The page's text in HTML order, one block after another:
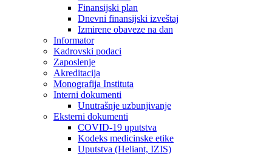
Finansijski plan
Dnevni finansijski izveštaj
Izmirene obaveze na dan
Informator
Kadrovski podaci
Zaposlenje
Akreditacija
Monografija Instituta
Interni dokumenti
Unutrašnje uzbunjivanje
Eksterni dokumenti
COVID-19 uputstva
Kodeks medicinske etike
Uputstva (Heliant, IZIS)